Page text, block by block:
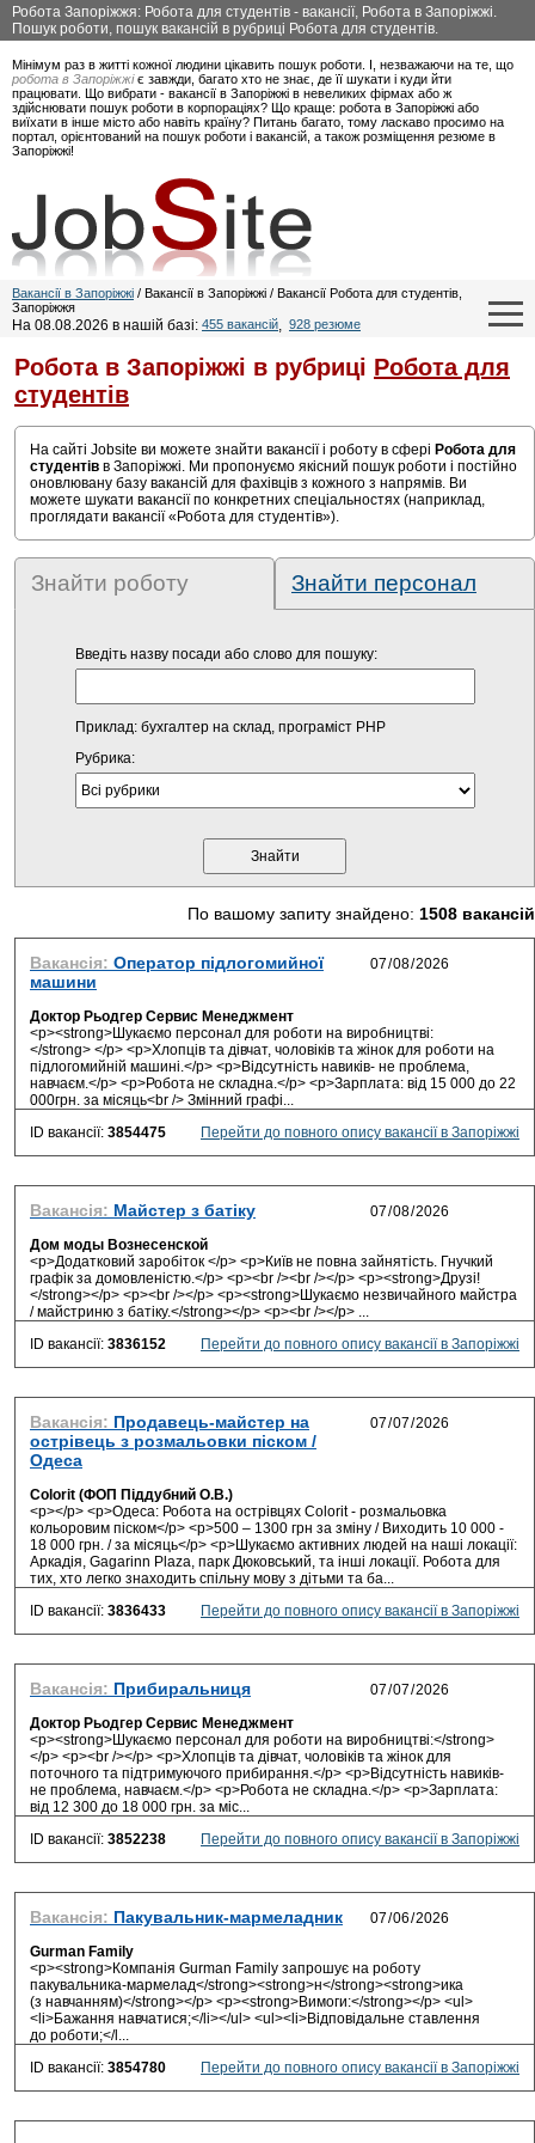
Робота Запоріжжя: Робота для студентів - вакансії, Робота в Запоріжжі.
Пошук роботи, пошук вакансій в рубриці Робота для студентів.
Мінімум раз в житті кожної людини цікавить пошук роботи. І, незважаючи на те, що
робота в Запоріжжіє завжди, багато хто не знає, де її шукати і куди йти
працювати. Що вибрати - вакансії в Запоріжжі в невеликих фірмах або ж
здійснювати пошук роботи в корпораціях? Що краще: робота в Запоріжжі або
виїхати в інше місто або навіть країну? Питань багато, тому ласкаво просимо на
портал, орієнтований на пошук роботи і вакансій, а також розміщення резюме в
Запоріжжі!
Вакансії в Запоріжжі / Вакансії в Запоріжжі / Вакансії Робота для студентів,
Запоріжжя
На 08.08.2026 в нашій базі: 455 вакансій, 928 резюме
Робота в Запоріжжі в рубриці Робота для
студентів
На сайті Jobsite ви можете знайти вакансії і роботу в сфері Робота для
студентів в Запоріжжі. Ми пропонуємо якісний пошук роботи і постійно
оновлювану базу вакансій для фахівців з кожного з напрямів. Ви
можете шукати вакансії по конкретних спеціальностях (наприклад,
проглядати вакансії «Робота для студентів»).
Знайти роботу Знайти персонал
Введіть назву посади або слово для пошуку:
Приклад: бухгалтер на склад, програміст PHP
Рубрика:
По вашому запиту знайдено: 1508 вакансій
Вакансія: Оператор підлогомийної
машини
Доктор Рьодгер Сервис Менеджмент
<p><strong>Шукаємо персонал для роботи на виробництві:
</strong> </p> <p>Хлопців та дівчат, чоловіків та жінок для роботи на
підлогомийній машині.</p> <p>Відсутність навиків- не проблема,
навчаєм.</p> <p>Робота не складна.</p> <p>Зарплата: від 15 000 до 22
000грн. за місяць<br /> Змінний графі...
ID вакансії: 3854475 Перейти до повного опису вакансії в Запоріжжі
Вакансія: Майстер з батіку
Дом моды Вознесенской
<p>Додатковий заробіток </p> <p>Київ не повна зайнятість. Гнучкий
графік за домовленістю.</p> <p><br /><br /></p> <p><strong>Друзі!
</strong></p> <p><br /></p> <p><strong>Шукаємо незвичайного майстра
/ майстриню з батіку.</strong></p> <p><br /></p> ...
ID вакансії: 3836152 Перейти до повного опису вакансії в Запоріжжі
Вакансія: Продавець-майстер на
острівець з розмальовки піском /
Одеса
Colorit (ФОП Піддубний О.В.)
<p></p> <p>Одеса: Робота на острівцях Colorit - розмальовка
кольоровим піском</p> <p>500 – 1300 грн за зміну / Виходить 10 000 -
18 000 грн. / за місяць</p> <p>Шукаємо активних людей на наші локації:
Аркадія, Gagarinn Plaza, парк Дюковський, та інші локації. Робота для
тих, хто легко знаходить спільну мову з дітьми та ба...
ID вакансії: 3836433 Перейти до повного опису вакансії в Запоріжжі
Вакансія: Прибиральниця
Доктор Рьодгер Сервис Менеджмент
<p><strong>Шукаємо персонал для роботи на виробництві:</strong>
</p> <p><br /></p> <p>Хлопців та дівчат, чоловіків та жінок для
поточного та підтримуючого прибирання.</p> <p>Відсутність навиків-
не проблема, навчаєм.</p> <p>Робота не складна.</p> <p>Зарплата:
від 12 300 до 18 000 грн. за міс...
ID вакансії: 3852238 Перейти до повного опису вакансії в Запоріжжі
Вакансія: Пакувальник-мармеладник
Gurman Family
<p><strong>Компанія Gurman Family запрошує на роботу
пакувальника-мармелад</strong><strong>н</strong><strong>ика
(з навчанням)</strong></p> <p><strong>Вимоги:</strong></p> <ul>
<li>Бажання навчатися;</li></ul> <ul><li>Відповідальне ставлення
до роботи;</l...
ID вакансії: 3854780 Перейти до повного опису вакансії в Запоріжжі